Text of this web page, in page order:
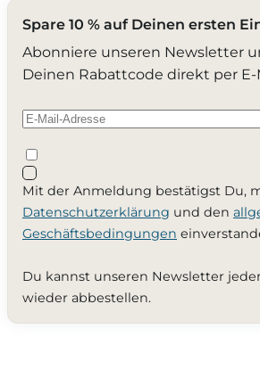
Spare 10 % auf Deinen ersten
Abonniere unseren Newsletter
Deinen Rabattcode direkt per E-
Mit der Anmeldung bestätigst Du,
Datenschutzerklärung und den
Geschäftsbedingungen
Du kannst unseren Newsletter
wieder abbestellen.